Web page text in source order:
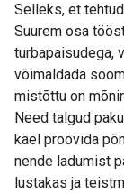
Selleks, et
Suurem osa
turbapaisudega,
võimaldada
mistõttu on
Need talgud
käel proovida
nende ladumist
lustakas ja